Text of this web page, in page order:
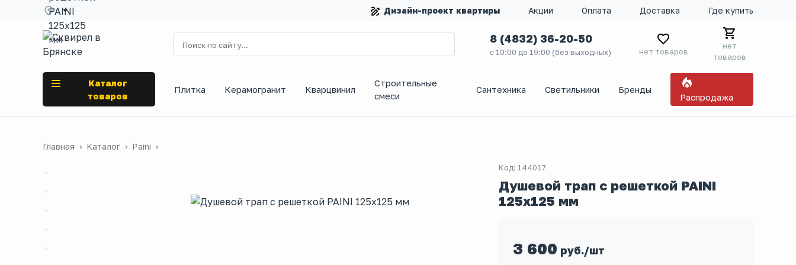
Дизайн-проект квартиры Акции Оплата Доставка Где купить
8 (4832) 36-20-50
с 10:00 до 19:00 (без выходных) нет товаров
нет
товаров
Каталог
товаров
Плитка Керамогранит Кварцвинил
Строительные
смеси
Сантехника Светильники Бренды
Распродажа
Главная Каталог Paini
Код: 144017
Душевой трап с решеткой PAINI
125х125 мм
3 600 руб./шт